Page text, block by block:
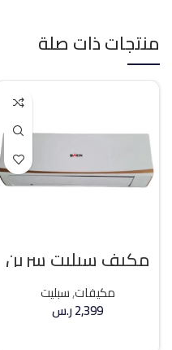
منتجات ذات صلة
مكيف سبليت سرين
21400 وحده بارد
مكيفات,سبليت
2,399ر.س